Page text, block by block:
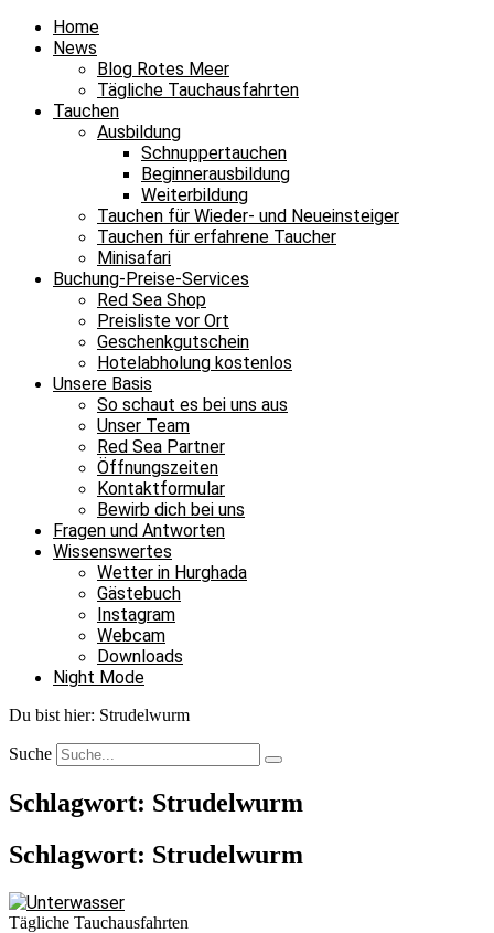
Home
News
Blog Rotes Meer
Tägliche Tauchausfahrten
Tauchen
Ausbildung
Schnuppertauchen
Beginnerausbildung
Weiterbildung
Tauchen für Wieder- und Neueinsteiger
Tauchen für erfahrene Taucher
Minisafari
Buchung-Preise-Services
Red Sea Shop
Preisliste vor Ort
Geschenkgutschein
Hotelabholung kostenlos
Unsere Basis
So schaut es bei uns aus
Unser Team
Red Sea Partner
Öffnungszeiten
Kontaktformular
Bewirb dich bei uns
Fragen und Antworten
Wissenswertes
Wetter in Hurghada
Gästebuch
Instagram
Webcam
Downloads
Night Mode
Du bist hier: Strudelwurm
Suche
Schlagwort: Strudelwurm
Schlagwort: Strudelwurm
Tägliche Tauchausfahrten